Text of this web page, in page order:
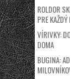
ROLDOR
PRE
VÍRIVKY:
DOMA
BUGINA: